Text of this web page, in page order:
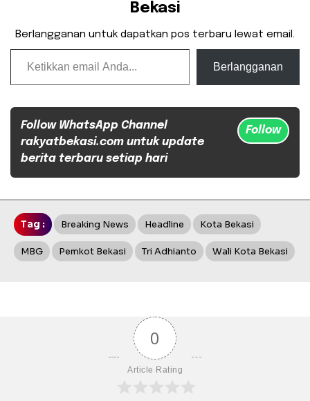
Bekasi
Berlangganan untuk dapatkan pos terbaru lewat email.
Ketikkan email Anda...
Berlangganan
Follow WhatsApp Channel
rakyatbekasi.com untuk update
berita terbaru setiap hari
Follow
Tag : Breaking News Headline Kota Bekasi
MBG Pemkot Bekasi Tri Adhianto Wali Kota Bekasi
0
Article Rating